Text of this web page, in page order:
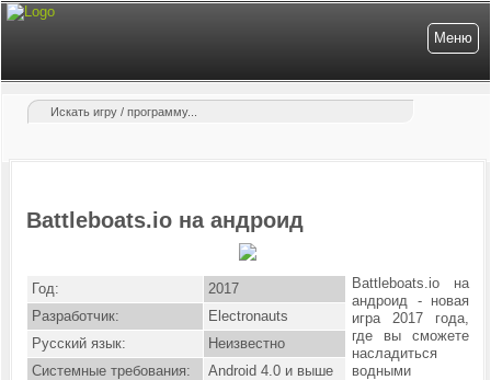
Меню
Battleboats.io на андроид
Год:
2017
Разработчик:
Electronauts
Русский язык:
Неизвестно
Системные требования:
Android 4.0 и выше
Battleboats.io на
андроид - новая
игра 2017 года,
где вы сможете
насладиться
водными